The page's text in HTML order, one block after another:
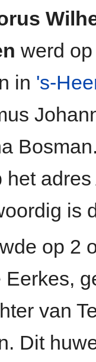
werd
in 's-
het
is
op 2
Eerkes,
van
Dit